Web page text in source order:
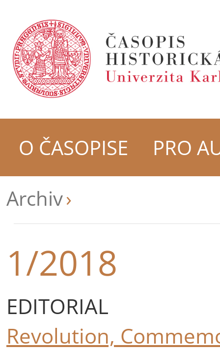
O ČASOPISE
PRO
Archiv
1/2018
EDITORIAL
Revolution,